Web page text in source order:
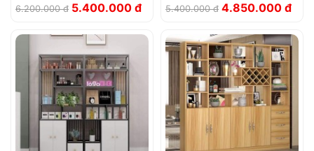
6.200.000 đ 5.400.000 đ 5.400.000 đ 4.850.000 đ